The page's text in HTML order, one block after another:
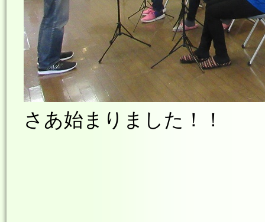
さあ始まりました！！